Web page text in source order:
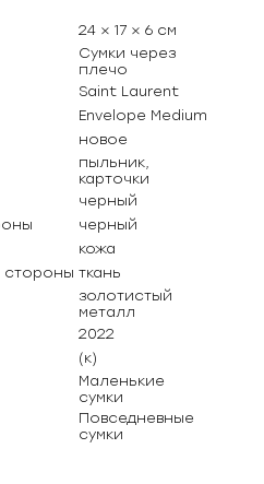
24 × 17 × 6 см
Сумки через
плечо
Saint Laurent
Envelope Medium
новое
пыльник,
карточки
черный
черный
кожа
стороны ткань
золотистый
металл
2022
(к)
Маленькие
сумки
Повседневные
сумки